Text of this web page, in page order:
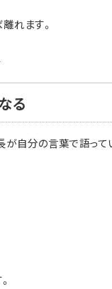
れます。
る
が自分の言葉で語って